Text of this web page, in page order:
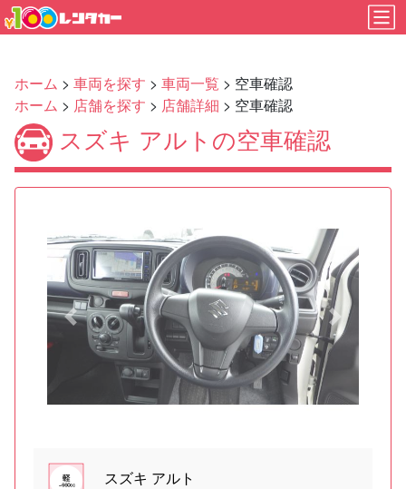
ホーム > 車両を探す > 車両一覧 > 空車確認
ホーム > 店舗を探す > 店舗詳細 > 空車確認
スズキ アルトの空車確認
Previous Next
スズキ アルト